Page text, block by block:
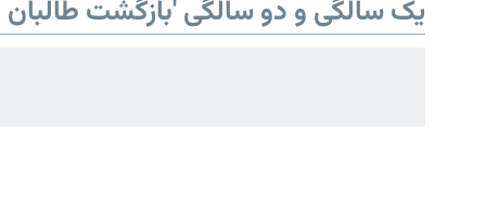
یک سالگی و دو سالگی 'بازگشت